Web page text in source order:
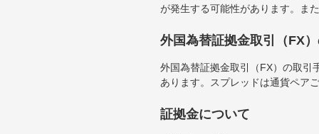
が発生する可能性があります。ま
外国為替証拠金取引（FX
外国為替証拠金取引（FX）の取引
あります。スプレッドは通貨ペア
証拠金について